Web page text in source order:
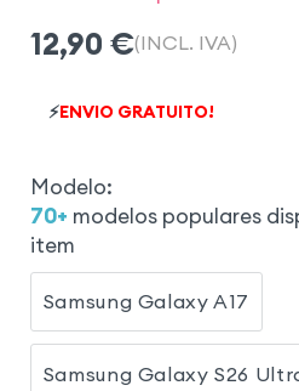
12,90 €(INCL. IVA)
⚡ENVIO GRATUITO!
Modelo:
70+ modelos populares
item
Samsung Galaxy A17
Samsung Galaxy S26